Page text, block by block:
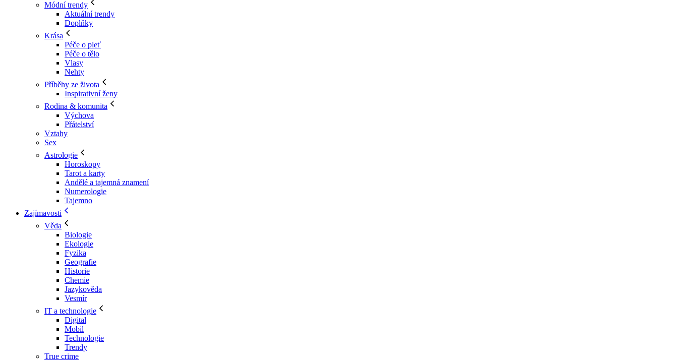
Módní trendy
Aktuální trendy
Doplňky
Krása
Péče o pleť
Péče o tělo
Vlasy
Nehty
Příběhy ze života
Inspirativní ženy
Rodina & komunita
Výchova
Přátelství
Vztahy
Sex
Astrologie
Horoskopy
Tarot a karty
Andělé a tajemná znamení
Numerologie
Tajemno
Zajímavosti
Věda
Biologie
Ekologie
Fyzika
Geografie
Historie
Chemie
Jazykověda
Vesmír
IT a technologie
Digital
Mobil
Technologie
Trendy
True crime